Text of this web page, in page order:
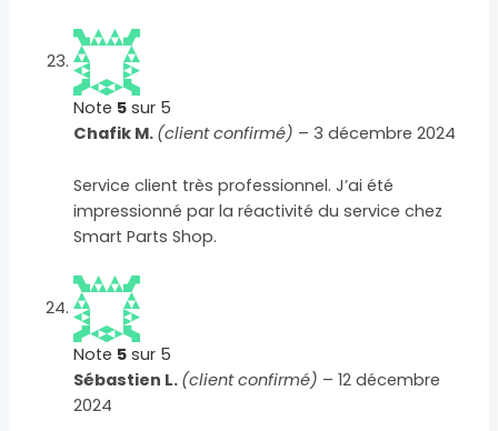
Note 5 sur 5
Chafik M. (client confirmé) – 3 décembre 2024
Service client très professionnel. J’ai été
impressionné par la réactivité du service chez
Smart Parts Shop.
Note 5 sur 5
Sébastien L. (client confirmé) – 12 décembre
2024